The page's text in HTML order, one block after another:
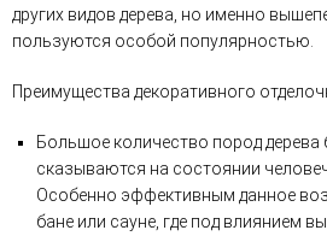
других видов дерева, но именно
пользуются особой популярностью.
Преимущества декоративного
Большое количество пород дерева
сказываются на состоянии
Особенно эффективным данное
бане или сауне, где под влиянием